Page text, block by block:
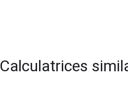
Calculatrices